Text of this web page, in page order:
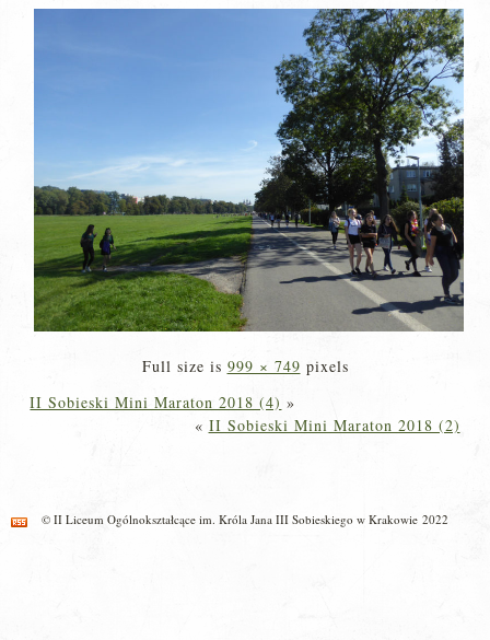
Full size is 999 × 749 pixels
II Sobieski Mini Maraton 2018 (4) »
« II Sobieski Mini Maraton 2018 (2)
© II Liceum Ogólnokształcące im. Króla Jana III Sobieskiego w Krakowie 2022